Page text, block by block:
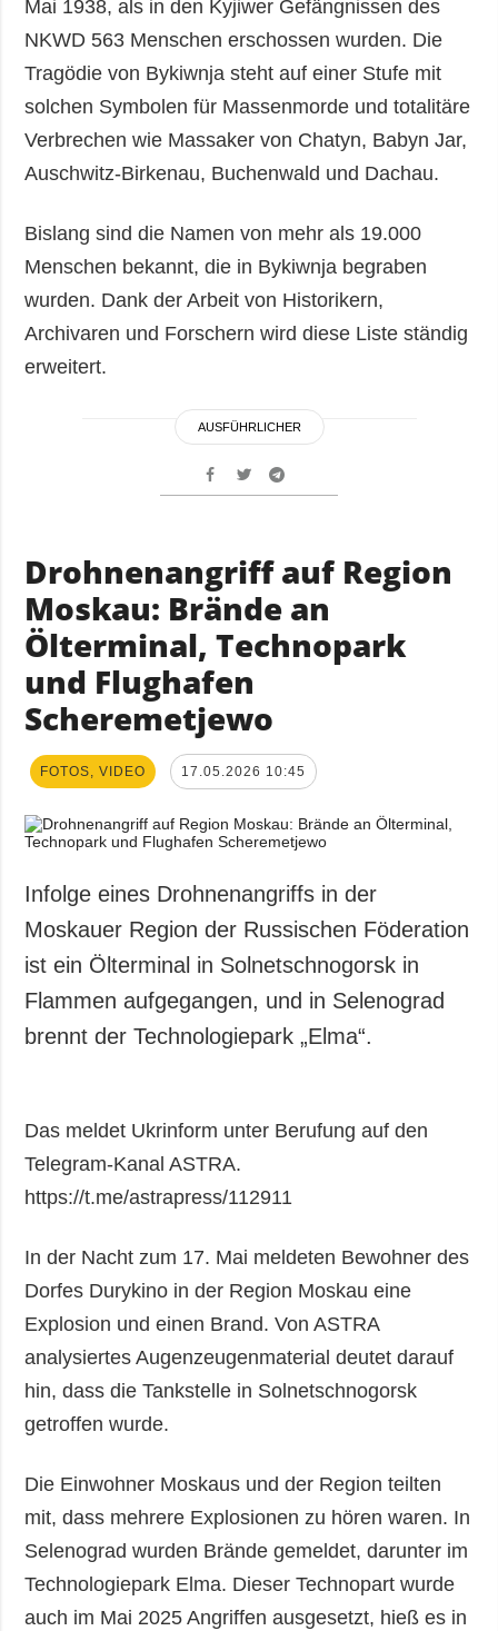
Mai 1938, als in den Kyjiwer Gefängnissen des
NKWD 563 Menschen erschossen wurden. Die
Tragödie von Bykiwnja steht auf einer Stufe mit
solchen Symbolen für Massenmorde und totalitäre
Verbrechen wie Massaker von Chatyn, Babyn Jar,
Auschwitz-Birkenau, Buchenwald und Dachau.
Bislang sind die Namen von mehr als 19.000
Menschen bekannt, die in Bykiwnja begraben
wurden. Dank der Arbeit von Historikern,
Archivaren und Forschern wird diese Liste ständig
erweitert.
AUSFÜHRLICHER
Drohnenangriff auf Region
Moskau: Brände an
Ölterminal, Technopark
und Flughafen
Scheremetjewo
FOTOS, VIDEO 17.05.2026 10:45
Infolge eines Drohnenangriffs in der
Moskauer Region der Russischen Föderation
ist ein Ölterminal in Solnetschnogorsk in
Flammen aufgegangen, und in Selenograd
brennt der Technologiepark „Elma“.
Das meldet Ukrinform unter Berufung auf den
Telegram-Kanal ASTRA.
https://t.me/astrapress/112911
In der Nacht zum 17. Mai meldeten Bewohner des
Dorfes Durykino in der Region Moskau eine
Explosion und einen Brand. Von ASTRA
analysiertes Augenzeugenmaterial deutet darauf
hin, dass die Tankstelle in Solnetschnogorsk
getroffen wurde.
Die Einwohner Moskaus und der Region teilten
mit, dass mehrere Explosionen zu hören waren. In
Selenograd wurden Brände gemeldet, darunter im
Technologiepark Elma. Dieser Technopart wurde
auch im Mai 2025 Angriffen ausgesetzt, hieß es in